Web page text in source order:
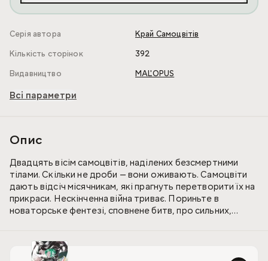
Серія автора
Край Самоцвітів
Кількість сторінок
392
Видавництво
MAL'OPUS
Всі параметри
Опис
Двадцять вісім самоцвітів, наділених безсмертними
тілами. Скільки не дроби — вони оживають. Самоцвіти
дають відсіч місячникам, які прагнуть перетворити їх на
прикраси. Нескінченна війна триває. Пориньте в
новаторське фентезі, сповнене битв, про сильних,